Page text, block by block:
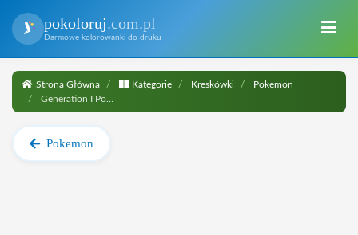
pokoloruj.com.pl
Darmowe kolorowanki do druku
Strona Główna Kategorie Kreskówki
Pokemon
Generation I Pokemon
Pokemon